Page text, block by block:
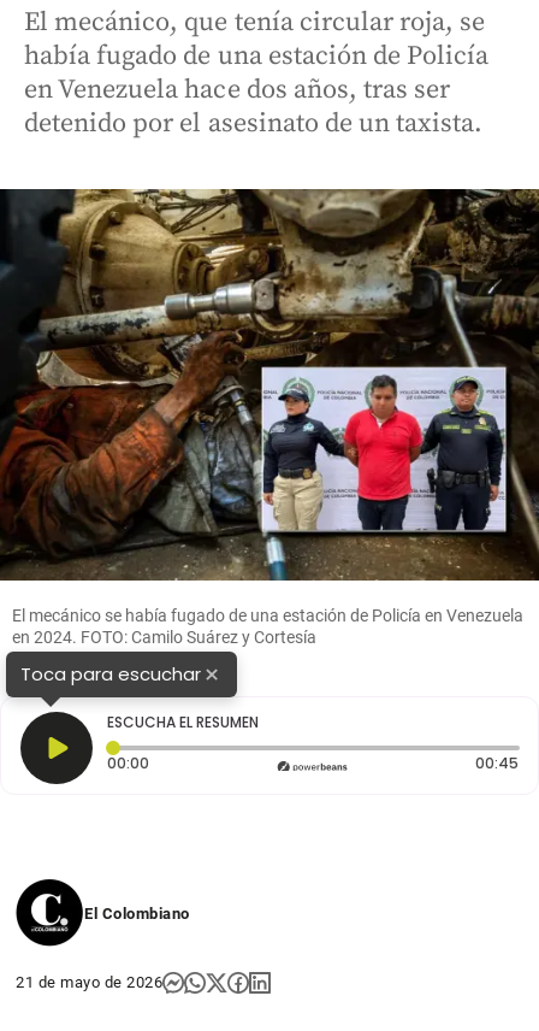
El mecánico, que tenía circular roja, se
había fugado de una estación de Policía
en Venezuela hace dos años, tras ser
detenido por el asesinato de un taxista.
El mecánico se había fugado de una estación de Policía en Venezuela
en 2024. FOTO: Camilo Suárez y Cortesía
Toca para escuchar×
ESCUCHA EL RESUMEN
00:00 Tiempo transcurrido: 0 segundos 00:45
El Colombiano
21 de mayo de 2026